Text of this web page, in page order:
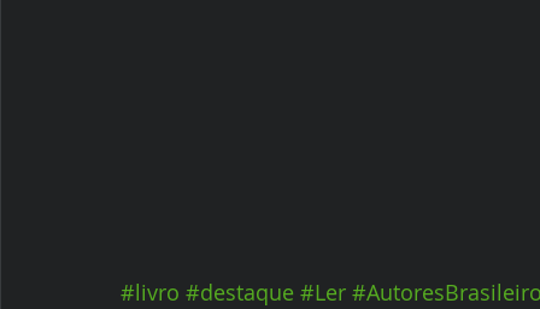
#livro #destaque #Ler